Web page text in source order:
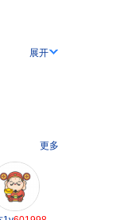
展开
更多